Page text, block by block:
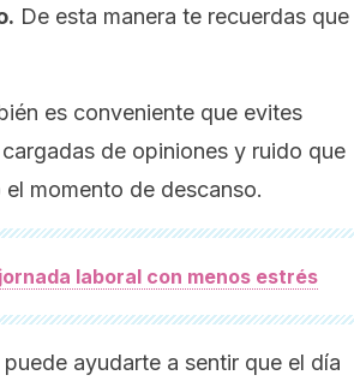
De esta manera te recuerdas que
es conveniente que evites
de opiniones y ruido que
momento de descanso.
laboral con menos estrés
ayudarte a sentir que el día